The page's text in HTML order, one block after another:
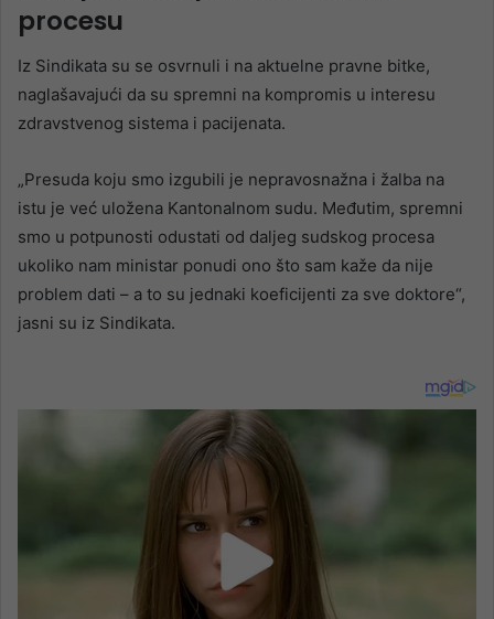
procesu
Iz Sindikata su se osvrnuli i na aktuelne pravne bitke,
naglašavajući da su spremni na kompromis u interesu
zdravstvenog sistema i pacijenata.
„Presuda koju smo izgubili je nepravosnažna i žalba na
istu je već uložena Kantonalnom sudu. Međutim, spremni
smo u potpunosti odustati od daljeg sudskog procesa
ukoliko nam ministar ponudi ono što sam kaže da nije
problem dati – a to su jednaki koeficijenti za sve doktore“,
jasni su iz Sindikata.